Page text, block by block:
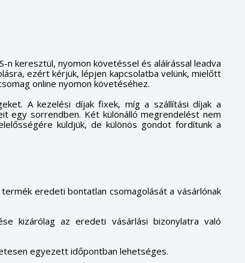
keresztül, nyomon követéssel és aláírással leadva
ezért kérjük, lépjen kapcsolatba velünk, mielőtt
online nyomon követéséhez.
A kezelési díjak fixek, míg a szállítási díjak a
egy sorrendben. Két különálló megrendelést nem
küldjük, de különös gondot fordítunk a
eredeti bontatlan csomagolását a vásárlónak
kizárólag az eredeti vásárlási bizonylatra való
egyezett időpontban lehetséges.